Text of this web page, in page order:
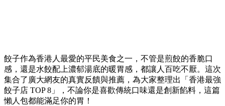
餃子作為香港人最愛的平民美食之一， 不管是煎餃的香脆口
感， 還是水餃配上濃郁湯底的暖胃感， 都讓人百吃不厭。 這次
集合了廣大網友的真實反饋與推薦， 為大家整理出「香港最強
餃子店 TOP 8」， 不論你是喜歡傳統口味還是創新餡料， 這篇
懶人包都能滿足你的胃！